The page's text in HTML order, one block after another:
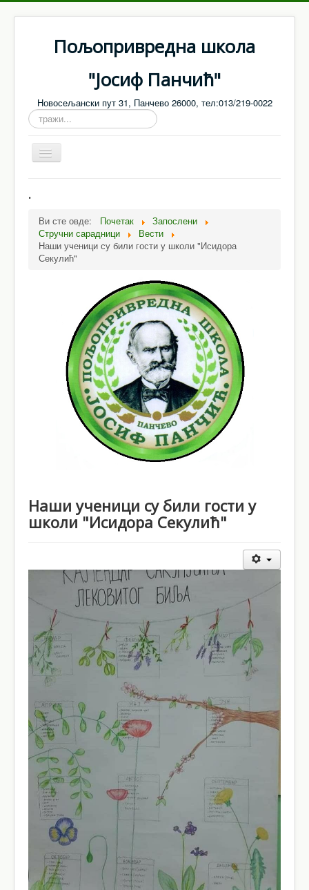
Пољопривредна школа
"Јосиф Панчић"
Новосељански пут 31, Панчево 26000, тел:013/219-0022
тражи...
Toggle
Navigation
Запослени
Настава
Ванредни / матурски испити
Јавне набавке - Обавештења
Школски документи
Контакт
.
Ви сте овде: Почетак
Запослени
Стручни сарадници
Вести
Наши ученици су били гости у школи "Исидора
Секулић"
Наши ученици су били гости у
школи "Исидора Секулић"